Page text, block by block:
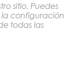
sitio. Puedes
configuración
todas las